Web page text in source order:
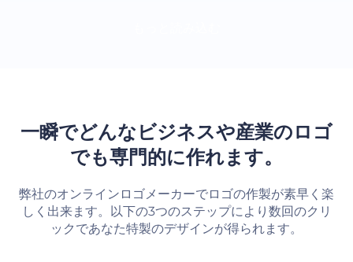
一瞬でどんなビジネスや産業のロゴ
でも専門的に作れます。
弊社のオンラインロゴメーカーでロゴの作製が素早く楽
しく出来ます。以下の3つのステップにより数回のクリ
ックであなた特製のデザインが得られます。